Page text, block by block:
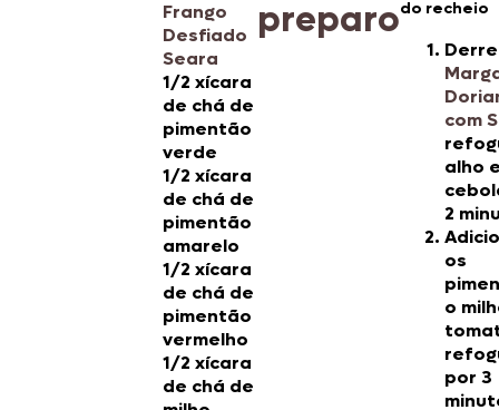
Frango
Desfiado
Seara
1/2 xícara
de chá de
pimentão
verde
1/2 xícara
de chá de
pimentão
amarelo
1/2 xícara
de chá de
pimentão
vermelho
1/2 xícara
de chá de
preparodo recheio
com
alho
2
os
o
por 3